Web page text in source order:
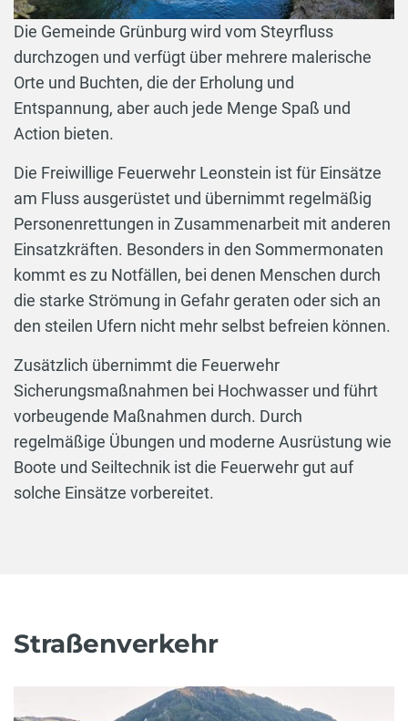
Die Gemeinde Grünburg wird vom Steyrfluss
durchzogen und verfügt über mehrere malerische
Orte und Buchten, die der Erholung und
Entspannung, aber auch jede Menge Spaß und
Action bieten.
Die Freiwillige Feuerwehr Leonstein ist für Einsätze
am Fluss ausgerüstet und übernimmt regelmäßig
Personenrettungen in Zusammenarbeit mit anderen
Einsatzkräften. Besonders in den Sommermonaten
kommt es zu Notfällen, bei denen Menschen durch
die starke Strömung in Gefahr geraten oder sich an
den steilen Ufern nicht mehr selbst befreien können.
Zusätzlich übernimmt die Feuerwehr
Sicherungsmaßnahmen bei Hochwasser und führt
vorbeugende Maßnahmen durch. Durch
regelmäßige Übungen und moderne Ausrüstung wie
Boote und Seiltechnik ist die Feuerwehr gut auf
solche Einsätze vorbereitet.
Straßenverkehr